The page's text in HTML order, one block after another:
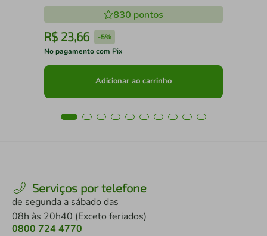
830 pontos
R$ 23,66 -5%
No pagamento com Pix
Adicionar ao carrinho
Serviços por telefone
de segunda a sábado das
08h às 20h40 (Exceto feriados)
0800 724 4770